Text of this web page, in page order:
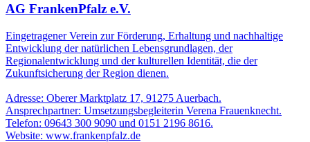
AG FrankenPfalz e.V.
Eingetragener Verein zur Förderung, Erhaltung und nachhaltige
Entwicklung der natürlichen Lebensgrundlagen, der
Regionalentwicklung und der kulturellen Identität, die der
Zukunftsicherung der Region dienen.
Adresse: Oberer Marktplatz 17, 91275 Auerbach.
Ansprechpartner: Umsetzungsbegleiterin Verena Frauenknecht.
Telefon: 09643 300 9090 und 0151 2196 8616.
Website: www.frankenpfalz.de